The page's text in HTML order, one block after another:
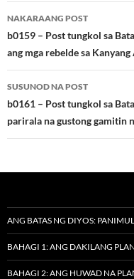
Post
navigation
NAKARAANG POST
b0159 – Post tungkol sa
ang mga rebelde sa
SUSUNOD NA POST
b0161 – Post tungkol sa
parirala na gustong gamitin
ANG BATAS NG DIYOS:
BAHAGI 1: ANG DAKILANG
BAHAGI 2: ANG HUWAD NA